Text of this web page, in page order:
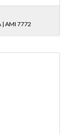
| AMI 7772